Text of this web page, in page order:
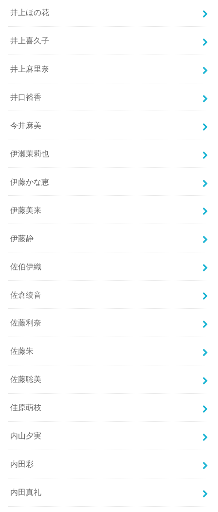
井上ほの花
井上喜久子
井上麻里奈
井口裕香
今井麻美
伊瀬茉莉也
伊藤かな恵
伊藤美来
伊藤静
佐伯伊織
佐倉綾音
佐藤利奈
佐藤朱
佐藤聡美
佳原萌枝
内山夕実
内田彩
内田真礼